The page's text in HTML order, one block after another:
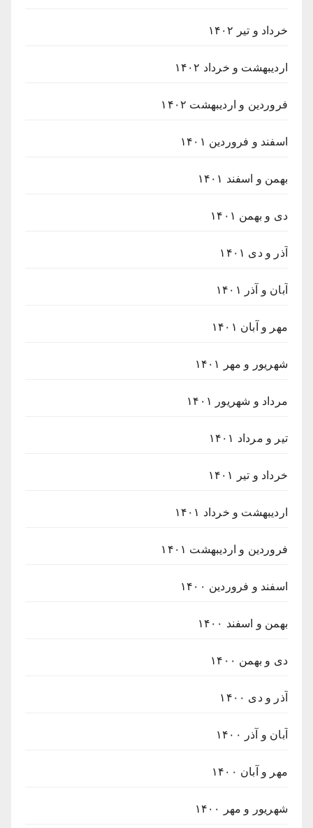
خرداد و تیر ۱۴۰۲
اردیبهشت و خرداد ۱۴۰۲
فروردین و اردیبهشت ۱۴۰۲
اسفند و فروردین ۱۴۰۱
بهمن و اسفند ۱۴۰۱
دی و بهمن ۱۴۰۱
آذر و دی ۱۴۰۱
آبان و آذر ۱۴۰۱
مهر و آبان ۱۴۰۱
شهریور و مهر ۱۴۰۱
مرداد و شهریور ۱۴۰۱
تیر و مرداد ۱۴۰۱
خرداد و تیر ۱۴۰۱
اردیبهشت و خرداد ۱۴۰۱
فروردین و اردیبهشت ۱۴۰۱
اسفند و فروردین ۱۴۰۰
بهمن و اسفند ۱۴۰۰
دی و بهمن ۱۴۰۰
آذر و دی ۱۴۰۰
آبان و آذر ۱۴۰۰
مهر و آبان ۱۴۰۰
شهریور و مهر ۱۴۰۰